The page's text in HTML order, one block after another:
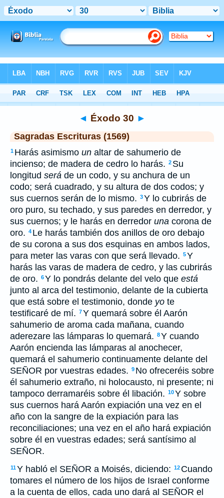
>SEV> Éxodo 30
◄ Éxodo 30 ►
Sagradas Escrituras (1569)
1 Harás asimismo un altar de sahumerio de
incienso; de madera de cedro lo harás. 2 Su
longitud será de un codo, y su anchura de un
codo; será cuadrado, y su altura de dos codos; y
sus cuernos serán de lo mismo. 3Y lo cubrirás de
oro puro, su techado, y sus paredes en derredor, y
sus cuernos; y le harás en derredor una corona de
oro. 4 Le harás también dos anillos de oro debajo
de su corona a sus dos esquinas en ambos lados,
para meter las varas con que será llevado. 5Y
harás las varas de madera de cedro, y las cubrirás
de oro. 6Y lo pondrás delante del velo que está
junto al arca del testimonio, delante de la cubierta
que está sobre el testimonio, donde yo te
testificaré de mí. 7Y quemará sobre él Aarón
sahumerio de aroma cada mañana, cuando
aderezare las lámparas lo quemará. 8Y cuando
Aarón encienda las lámparas al anochecer,
quemará el sahumerio continuamente delante del
SEÑOR por vuestras edades. 9 No ofreceréis sobre
él sahumerio extraño, ni holocausto, ni presente; ni
tampoco derramaréis sobre él libación. 10Y sobre
sus cuernos hará Aarón expiación una vez en el
año con la sangre de la expiación para las
reconciliaciones; una vez en el año hará expiación
sobre él en vuestras edades; será santísimo al
SEÑOR.
11Y habló el SEÑOR a Moisés, diciendo: 12 Cuando
tomares el número de los hijos de Israel conforme
a la cuenta de ellos, cada uno dará al SEÑOR el